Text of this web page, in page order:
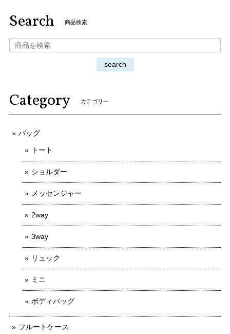
Search 商品検索
search
Category カテゴリー
バッグ
トート
ショルダー
メッセンジャー
2way
3way
リュック
ミニ
ボディバッグ
フルートケース